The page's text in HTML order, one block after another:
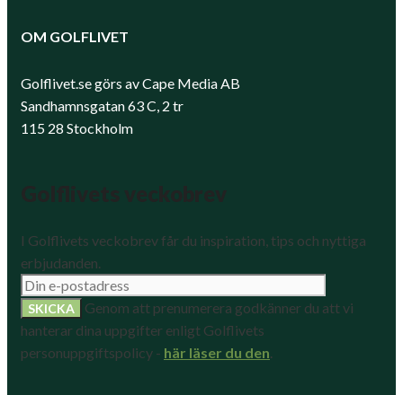
OM GOLFLIVET
Golflivet.se görs av Cape Media AB
Sandhamnsgatan 63 C, 2 tr
115 28 Stockholm
I Golflivets veckobrev får du inspiration, tips och nyttiga
erbjudanden.
Genom att prenumerera godkänner du att vi
hanterar dina uppgifter enligt Golflivets
personuppgiftspolicy - här läser du den.